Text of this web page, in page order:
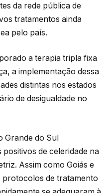
da rede pública de
tratamentos ainda
pelo país.
a terapia tripla fixa
a implementação dessa
distintas nos estados
de desigualdade no
Grande do Sul
de celeridade na
Assim como Goiás e
protocolos de tratamento